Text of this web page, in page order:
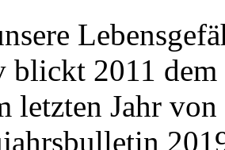
blickt 2011
letzten Jahr